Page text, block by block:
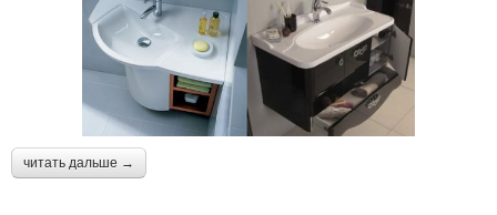
читать дальше →